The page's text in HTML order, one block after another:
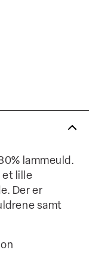
lammeuld.
et lille
Der er
samt